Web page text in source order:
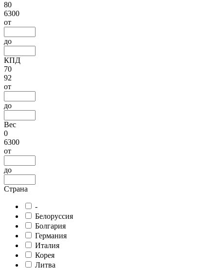
80
6300
от
до
КПД
70
92
от
до
Вес
0
6300
от
до
Страна
-
Белоруссия
Болгария
Германия
Италия
Корея
Литва